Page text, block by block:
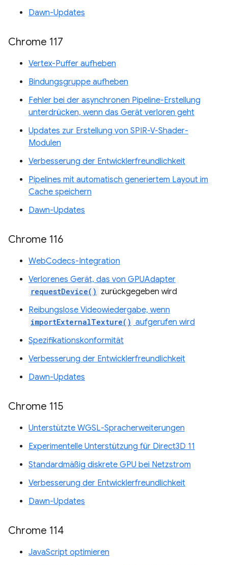
Dawn-Updates
Chrome 117
Vertex-Puffer aufheben
Bindungsgruppe aufheben
Fehler bei der asynchronen Pipeline-Erstellung
unterdrücken, wenn das Gerät verloren geht
Updates zur Erstellung von SPIR-V-Shader-
Modulen
Verbesserung der Entwicklerfreundlichkeit
Pipelines mit automatisch generiertem Layout im
Cache speichern
Dawn-Updates
Chrome 116
WebCodecs-Integration
Verlorenes Gerät, das von GPUAdapter
requestDevice() zurückgegeben wird
Reibungslose Videowiedergabe, wenn
importExternalTexture() aufgerufen wird
Spezifikationskonformität
Verbesserung der Entwicklerfreundlichkeit
Dawn-Updates
Chrome 115
Unterstützte WGSL-Spracherweiterungen
Experimentelle Unterstützung für Direct3D 11
Standardmäßig diskrete GPU bei Netzstrom
Verbesserung der Entwicklerfreundlichkeit
Dawn-Updates
Chrome 114
JavaScript optimieren